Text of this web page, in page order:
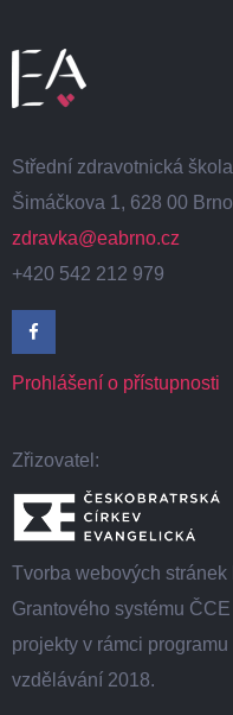
Střední zdravotnická
Šimáčkova 1, 628 00
zdravka@eabrno.cz
+420 542 212 979
Prohlášení o přístupnosti
Zřizovatel:
Tvorba webových
Grantového systému
projekty v rámci
vzdělávání 2018.